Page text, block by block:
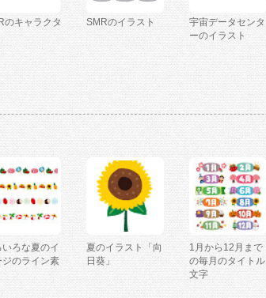
のキャラクタ
SMRのイラスト
宇宙データセンタ
ーのイラスト
いろな夏のイ
ジのライン素
夏のイラスト「向
日葵」
1月から12月まで
の毎月のタイトル
文字